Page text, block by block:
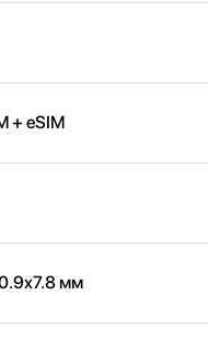
+ eSIM
мм